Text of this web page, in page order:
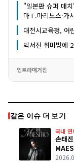
"일본판 슈퍼 매
마 F.마리노스·가
대전시교육청, 어
박서진 취미방에
인트라매거진
같은 이슈 더 보기
국내 연
손태